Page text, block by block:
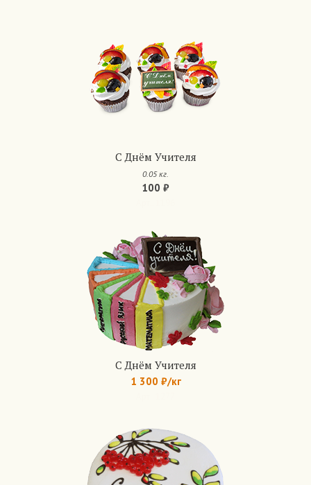
С Днём Учителя
0.05 кг.
100 ₽
С Днём Учителя
1 300 ₽/кг